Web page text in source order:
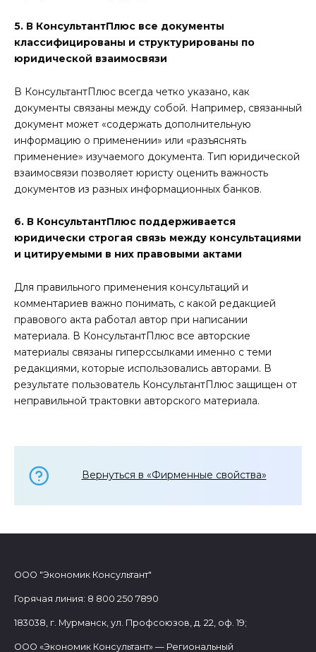
5. В КонсультантПлюс все документы
классифицированы и структурированы по
юридической взаимосвязи
В КонсультантПлюс всегда четко указано, как
документы связаны между собой. Например, связанный
документ может «содержать дополнительную
информацию о применении» или «разъяснять
применение» изучаемого документа. Тип юридической
взаимосвязи позволяет юристу оценить важность
документов из разных информационных банков.
6. В КонсультантПлюс поддерживается
юридически строгая связь между консультациями
и цитируемыми в них правовыми актами
Для правильного применения консультаций и
комментариев важно понимать, с какой редакцией
правового акта работал автор при написании
материала. В КонсультантПлюс все авторские
материалы связаны гиперссылками именно с теми
редакциями, которые использовались авторами. В
результате пользователь КонсультантПлюс защищен от
неправильной трактовки авторского материала.
Вернуться в «Фирменные свойства»
ООО "Экономик Консультант"
Горячая линия: 8 800 250 7890
183038, г. Мурманск, ул. Профсоюзов, д. 22, оф. 19;
ООО «Экономик Консультант» — Региональный